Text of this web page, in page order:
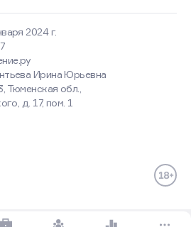
2024 г.
Ирина Юрьевна
Тюменская обл.,
д. 17, пом. 1